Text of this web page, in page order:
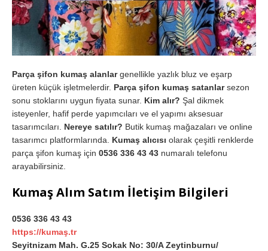
Parça şifon kumaş alanlargenellikle yazlık bluz ve eşarp
üreten küçük işletmelerdir. Parça şifon kumaş satanlarsezon
sonu stoklarını uygun fiyata sunar. Kim alır? Şal dikmek
isteyenler, hafif perde yapımcıları ve el yapımı aksesuar
tasarımcıları. Nereye satılır? Butik kumaş mağazaları ve online
tasarımcı platformlarında. Kumaş alıcısı olarak çeşitli renklerde
parça şifon kumaş için 0536 336 43 43 numaralı telefonu
arayabilirsiniz.
Kumaş Alım Satım İletişim Bilgileri
0536 336 43 43
https://kumaş.tr
Seyitnizam Mah. G.25 Sokak No: 30/A Zeytinburnu/